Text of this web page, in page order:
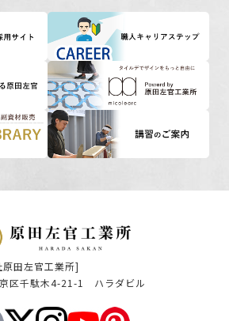
田左官工業所]
区千駄木4-21-1 ハラダビル